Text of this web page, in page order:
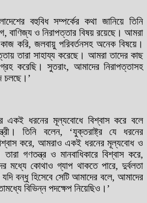
বহুবিধ সম্পর্কের কথা জানিয়ে তিনি
বাণিজ্য ও নিরাপত্তার বিষয় রয়েছে। আমরা
কাজ করি, জলবায়ু পরিবর্তনসহ অনেক বিষয়ে।
তারা সাহায্য করেছে। আমরা তাদের কাছ
করেছি। সুতরাং, আমাদের নিরাপত্তাসহ
চলছে।’
একই ধরনের মূল্যবোধে বিশ্বাস করে বলে
তিনি বলেন, ‘যুক্তরাষ্ট্র যে ধরনের
করে, আমরাও একই ধরনের মূল্যবোধ ও
গণতন্ত্র ও মানবাধিকারে বিশ্বাস করে,
মধ্যে কোথাও গ্যাপ থাকতে পারে, দুর্বলতা
যদি বন্ধু হিসেবে সেটি আমাদের বলে, আমাদের
বিভিন্ন পদক্ষেপ নিয়েছিও।’